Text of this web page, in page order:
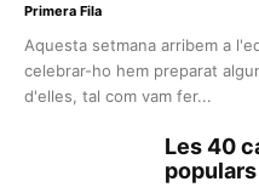
Primera Fila
Aquesta setmana arribem a
celebrar-ho hem preparat
d'elles, tal com vam fer...
Les 40